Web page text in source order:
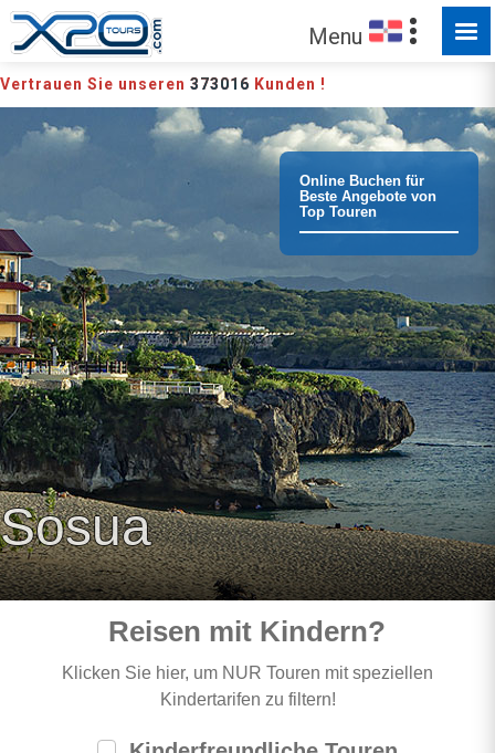
Menu
Vertrauen Sie unseren 373016 Kunden !
Online Buchen für
Beste Angebote von
Top Touren
Sosua
Reisen mit Kindern?
Klicken Sie hier, um NUR Touren mit speziellen
Kindertarifen zu filtern!